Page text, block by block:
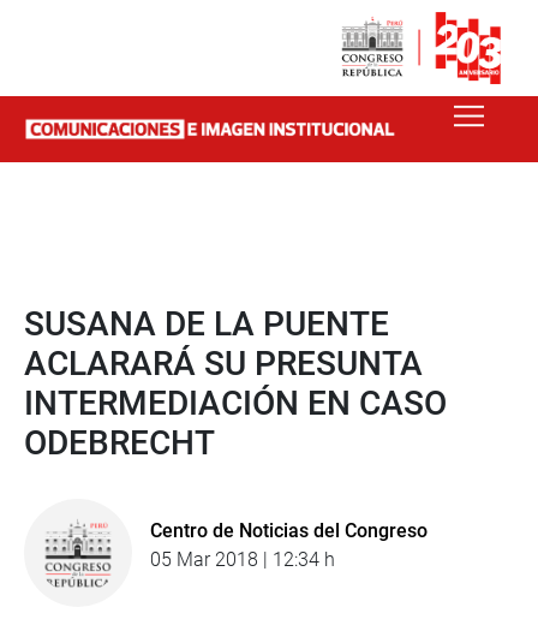
SUSANA DE LA PUENTE
ACLARARÁ SU PRESUNTA
INTERMEDIACIÓN EN CASO
ODEBRECHT
Centro de Noticias del Congreso
05 Mar 2018 | 12:34 h